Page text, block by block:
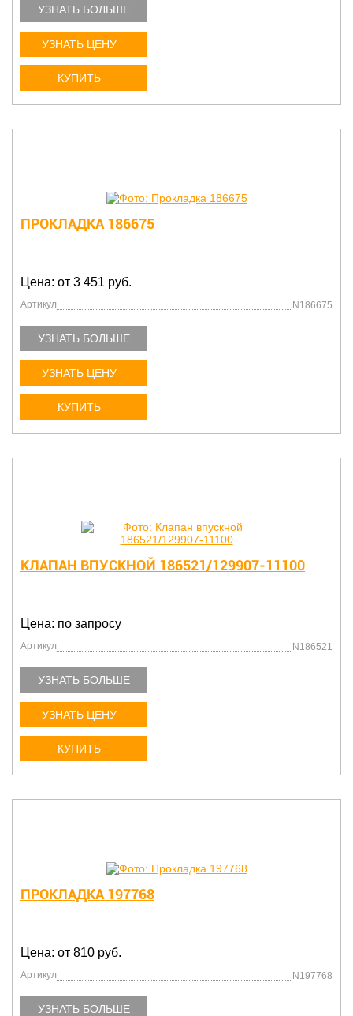
УЗНАТЬ БОЛЬШЕ
УЗНАТЬ ЦЕНУ
КУПИТЬ
ПРОКЛАДКА 186675
Цена: от 3 451 руб.
Артикул N186675
УЗНАТЬ БОЛЬШЕ
УЗНАТЬ ЦЕНУ
КУПИТЬ
КЛАПАН ВПУСКНОЙ 186521/129907-11100
Цена: по запросу
Артикул N186521
УЗНАТЬ БОЛЬШЕ
УЗНАТЬ ЦЕНУ
КУПИТЬ
ПРОКЛАДКА 197768
Цена: от 810 руб.
Артикул N197768
УЗНАТЬ БОЛЬШЕ